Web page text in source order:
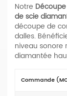
Notre
de scie
découpe de
dalles.
niveau sonore
diamantée
Commande